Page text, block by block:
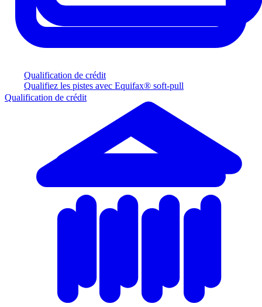
Qualification de crédit
Qualifiez les pistes avec Equifax® soft-pull
Qualification de crédit